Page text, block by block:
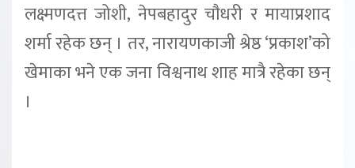
लक्ष्मणदत्त जोशी, नेपबहादुर चाैधरी र मायाप्रशाद
शर्मा रहेक छन् । तर, नारायणकाजी श्रेष्ठ ‘प्रकाश’को
खेमाका भने एक जना विश्वनाथ शाह मात्रै रहेका छन्
।